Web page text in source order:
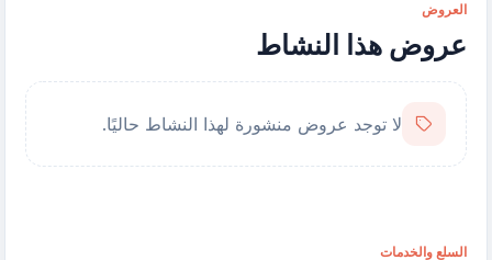
العروض
عروض هذا النشاط
لا توجد عروض منشورة لهذا النشاط حاليًا.
السلع والخدمات